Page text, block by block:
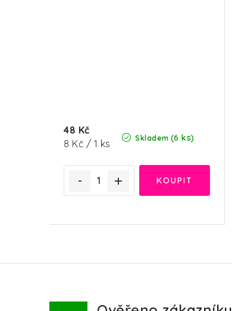
Skladem (6 ks)
48 Kč
Měrná
8 Kč / 1 ks